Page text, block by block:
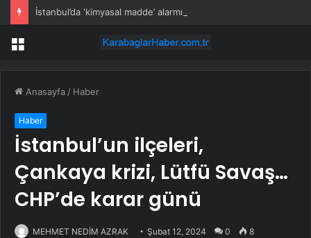
Menü
Anasayfa / Haber
Haber
İstanbul’un ilçeleri,
Çankaya krizi, Lütfü Savaş…
CHP’de karar günü
MEHMET NEDİM AZRAK Şubat 12, 2024 0 8